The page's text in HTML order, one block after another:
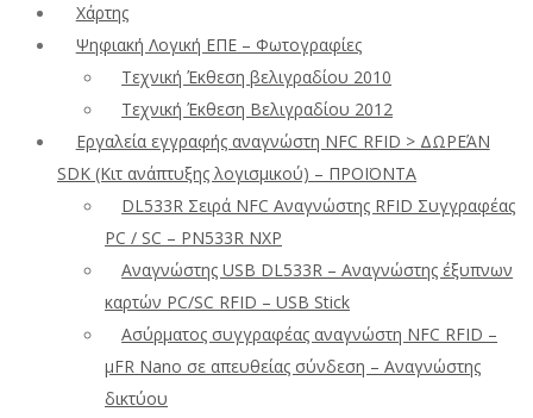
Χάρτης
Ψηφιακή Λογική ΕΠΕ – Φωτογραφίες
Τεχνική Έκθεση βελιγραδίου 2010
Τεχνική Έκθεση Βελιγραδίου 2012
Εργαλεία εγγραφής αναγνώστη NFC RFID > ΔΩΡΕΆΝ
SDK (Κιτ ανάπτυξης λογισμικού) – ΠΡΟΪΟΝΤΑ
DL533R Σειρά NFC Αναγνώστης RFID Συγγραφέας
PC / SC – PN533R NXP
Αναγνώστης USB DL533R – Αναγνώστης έξυπνων
καρτών PC/SC RFID – USB Stick
Ασύρματος συγγραφέας αναγνώστη NFC RFID –
μFR Nano σε απευθείας σύνδεση – Αναγνώστης
δικτύου